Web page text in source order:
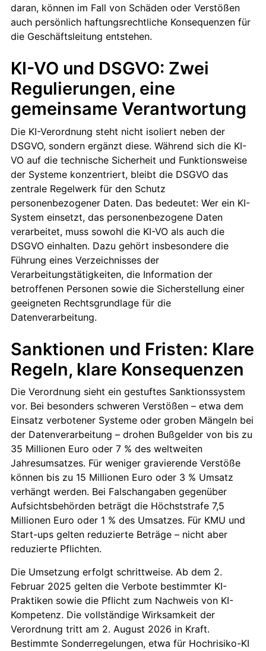
daran, können im Fall von Schäden oder Verstößen
auch persönlich haftungsrechtliche Konsequenzen für
die Geschäftsleitung entstehen.
KI-VO und DSGVO: Zwei
Regulierungen, eine
gemeinsame Verantwortung
Die KI-Verordnung steht nicht isoliert neben der
DSGVO, sondern ergänzt diese. Während sich die KI-
VO auf die technische Sicherheit und Funktionsweise
der Systeme konzentriert, bleibt die DSGVO das
zentrale Regelwerk für den Schutz
personenbezogener Daten. Das bedeutet: Wer ein KI-
System einsetzt, das personenbezogene Daten
verarbeitet, muss sowohl die KI-VO als auch die
DSGVO einhalten. Dazu gehört insbesondere die
Führung eines Verzeichnisses der
Verarbeitungstätigkeiten, die Information der
betroffenen Personen sowie die Sicherstellung einer
geeigneten Rechtsgrundlage für die
Datenverarbeitung.
Sanktionen und Fristen: Klare
Regeln, klare Konsequenzen
Die Verordnung sieht ein gestuftes Sanktionssystem
vor. Bei besonders schweren Verstößen – etwa dem
Einsatz verbotener Systeme oder groben Mängeln bei
der Datenverarbeitung – drohen Bußgelder von bis zu
35 Millionen Euro oder 7 % des weltweiten
Jahresumsatzes. Für weniger gravierende Verstöße
können bis zu 15 Millionen Euro oder 3 % Umsatz
verhängt werden. Bei Falschangaben gegenüber
Aufsichtsbehörden beträgt die Höchststrafe 7,5
Millionen Euro oder 1 % des Umsatzes. Für KMU und
Start-ups gelten reduzierte Beträge – nicht aber
reduzierte Pflichten.
Die Umsetzung erfolgt schrittweise. Ab dem 2.
Februar 2025 gelten die Verbote bestimmter KI-
Praktiken sowie die Pflicht zum Nachweis von KI-
Kompetenz. Die vollständige Wirksamkeit der
Verordnung tritt am 2. August 2026 in Kraft.
Bestimmte Sonderregelungen, etwa für Hochrisiko-KI